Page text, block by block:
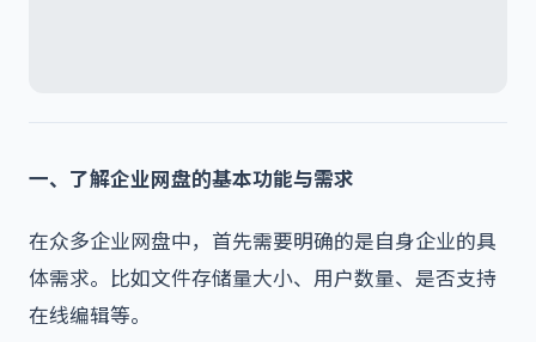
一、了解企业网盘的基本功能与需求
在众多企业网盘中，首先需要明确的是自身企业的具
体需求。比如文件存储量大小、用户数量、是否支持
在线编辑等。